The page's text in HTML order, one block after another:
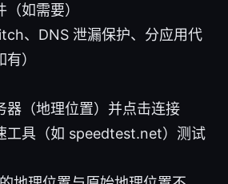
如需要）
、DNS 泄漏保护、分应用代
）
器（地理位置）并点击连接
工具（如 speedtest.net）测试